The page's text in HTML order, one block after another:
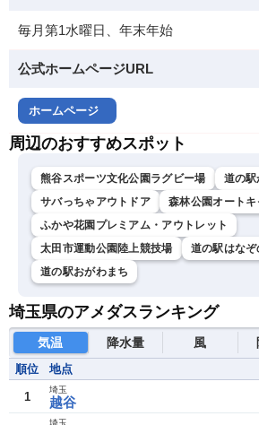
毎月第1水曜日、年末年始
公式ホームページURL
ホームページ
周辺のおすすめスポット
熊谷スポーツ文化公園ラグビー場
道の駅
サバっちゃアウトドア
森林公園オート
ふかや花園プレミアム・アウトレット
太田市運動公園陸上競技場
道の駅はなぞ
道の駅おがわまち
埼玉県のアメダスランキング
気温 降水量 風
順位 地点
1 越谷
埼玉
埼玉